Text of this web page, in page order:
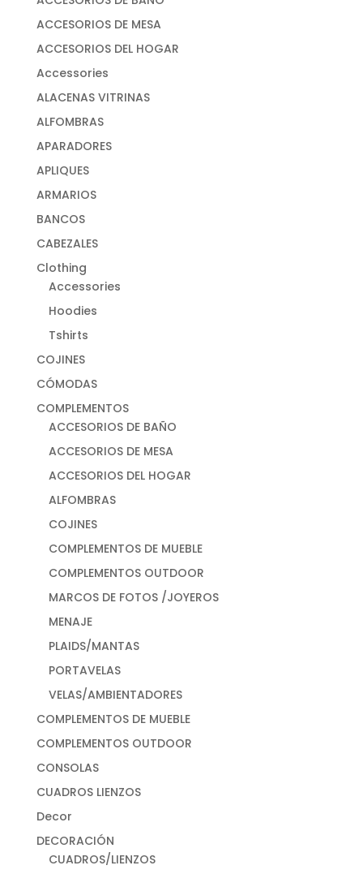
ACCESORIOS DE MESA
ACCESORIOS DEL HOGAR
Accessories
ALACENAS VITRINAS
ALFOMBRAS
APARADORES
APLIQUES
ARMARIOS
BANCOS
CABEZALES
Clothing
Accessories
Hoodies
Tshirts
COJINES
CÓMODAS
COMPLEMENTOS
ACCESORIOS DE BAÑO
ACCESORIOS DE MESA
ACCESORIOS DEL HOGAR
ALFOMBRAS
COJINES
COMPLEMENTOS DE MUEBLE
COMPLEMENTOS OUTDOOR
MARCOS DE FOTOS /JOYEROS
MENAJE
PLAIDS/MANTAS
PORTAVELAS
VELAS/AMBIENTADORES
COMPLEMENTOS DE MUEBLE
COMPLEMENTOS OUTDOOR
CONSOLAS
CUADROS LIENZOS
Decor
DECORACIÓN
CUADROS/LIENZOS